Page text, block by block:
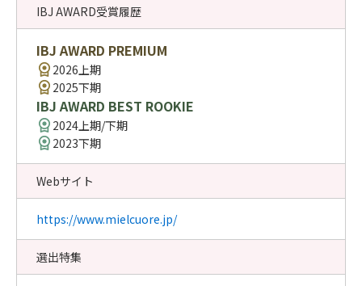
IBJ AWARD受賞履歴
IBJ AWARD PREMIUM
2026上期
2025下期
IBJ AWARD BEST ROOKIE
2024上期/下期
2023下期
Webサイト
https://www.mielcuore.jp/
選出特集